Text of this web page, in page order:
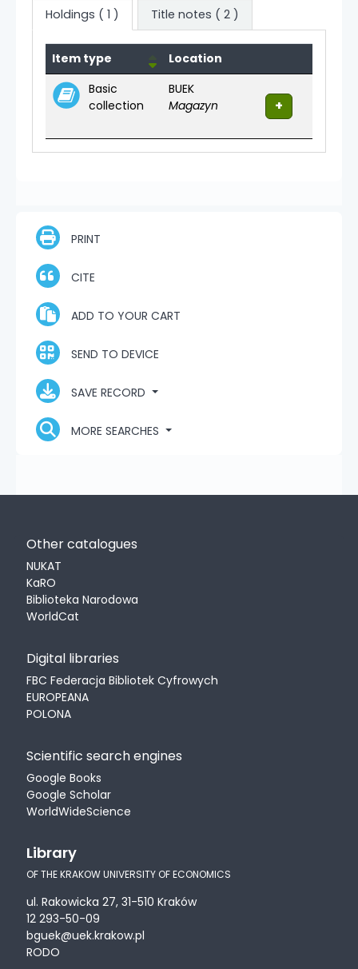
Holdings ( 1 ) Title notes ( 2 )
Holdings
Item type
Location
Basic
collection
BUEK
Magazyn
PRINT
CITE
ADD TO YOUR CART
SEND TO DEVICE
SAVE RECORD
MORE SEARCHES
Other catalogues
NUKAT
KaRO
Biblioteka Narodowa
WorldCat
Digital libraries
FBC Federacja Bibliotek Cyfrowych
EUROPEANA
POLONA
Scientific search engines
Google Books
Google Scholar
WorldWideScience
Library
OF THE KRAKOW UNIVERSITY OF ECONOMICS
ul. Rakowicka 27, 31-510 Kraków
12 293-50-09
bguek@uek.krakow.pl
RODO